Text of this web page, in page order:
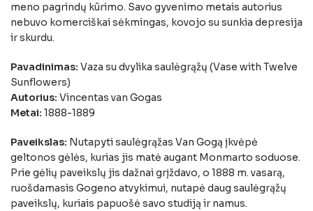
meno pagrindų kūrimo. Savo gyvenimo metais autorius
nebuvo komerciškai sėkmingas, kovojo su sunkia depresija
ir skurdu.
Pavadinimas: Vaza su dvylika saulėgrąžų (Vase with Twelve
Sunflowers)
Autorius: Vincentas van Gogas
Metai: 1888-1889
Paveikslas: Nutapyti saulėgrąžas Van Gogą įkvėpė
geltonos gėlės, kurias jis matė augant Monmarto soduose.
Prie gėlių paveikslų jis dažnai grįždavo, o 1888 m. vasarą,
ruošdamasis Gogeno atvykimui, nutapė daug saulėgrąžų
paveikslų, kuriais papuošė savo studiją ir namus.